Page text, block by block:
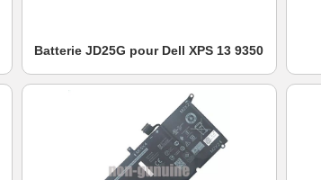
Batterie JD25G pour Dell XPS 13 9350